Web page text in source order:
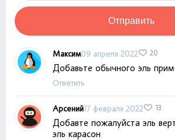
Отправить
Максим09 апреля 2022 20
Добавьте обычного эль
Ответить
Арсений17 февраля 2022 13
Добавте пожалуйста эль
эль карасон